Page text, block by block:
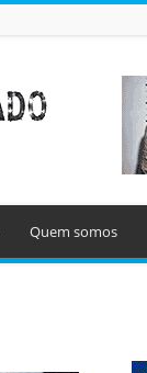
Quem somos